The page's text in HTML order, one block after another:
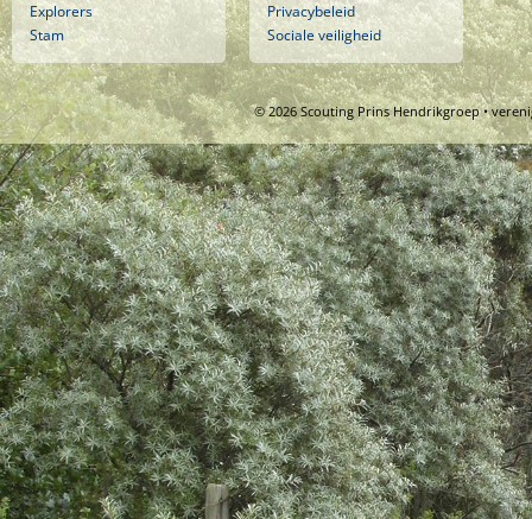
Explorers
Stam
Privacybeleid
Sociale veiligheid
© 2026 Scouting Prins Hendrikgroep •